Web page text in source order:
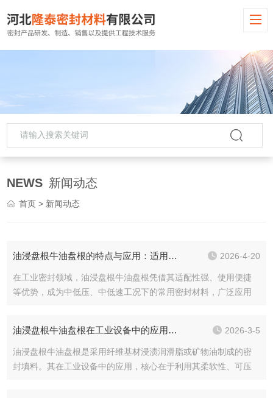
NEWS 新闻动态
首页 > 新闻动态
油浸盘根牛油盘根的特点与应用：适用于中低压、中低速工况 2026-4-20
在工业密封领域，油浸盘根牛油盘根凭借其适配性强、使用便捷
等优势，成为中低压、中低速工况下的常用密封材料，广泛应用
求，兼顾密封性与使用经济性，为设备稳定运行提供可靠保障。...
油浸盘根牛油盘根在工业设备中的应用与优势概述 2026-3-5
油浸盘根牛油盘根是采用纤维基材浸渍润滑脂或矿物油制成的密
封填料。其在工业设备中的应用，核心在于利用其柔软性、可压